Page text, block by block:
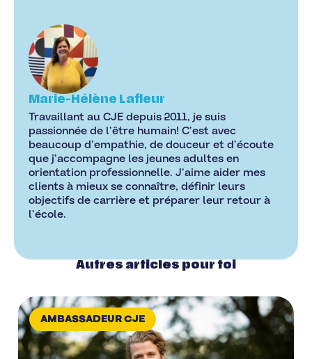
Marie-Hélène Lafleur
Travaillant au CJE depuis 2011, je suis
passionnée de l’être humain! C’est avec
beaucoup d’empathie, de douceur et d’écoute
que j’accompagne les jeunes adultes en
orientation professionnelle. J’aime aider mes
clients à mieux se connaître, définir leurs
objectifs de carrière et préparer leur retour à
l’école.
Autres articles pour toi
AMBASSADEUR CJE